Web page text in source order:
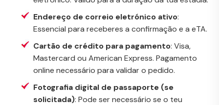
Endereço de correio eletrónico ativo:
Essencial para receberes a confirmação e a eTA.
Cartão de crédito para pagamento: Visa,
Mastercard ou American Express. Pagamento
online necessário para validar o pedido.
Fotografia digital de passaporte (se
solicitada): Pode ser necessário se o teu